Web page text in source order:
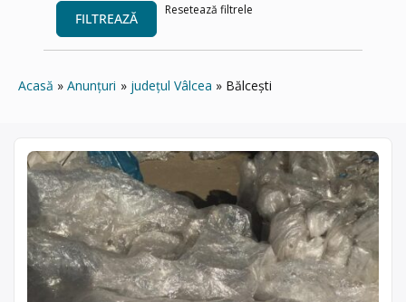
FILTREAZĂ
Resetează filtrele
Acasă Anunțuri județul Vâlcea Bălceşti